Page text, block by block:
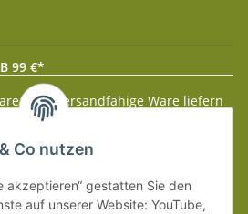
99 €*
paketversandfähige Ware liefern
(Festland) ab 99 € * Warenwert
entnehmen Sie bitte unserenLiefer-
.
Co nutzen
akzeptieren“ gestatten Sie den
auf unserer Website: YouTube,